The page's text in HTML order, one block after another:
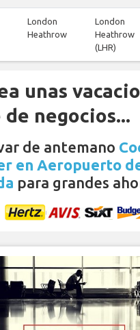
London
Heathrow
London
Heathrow
(LHR)
unas
negocios...
de antemano
en Aeropuerto
para grandes